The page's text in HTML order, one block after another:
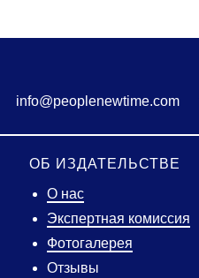
ОБ ИЗДАТЕЛЬСТВЕ
О нас
Экспертная комиссия
Фотогалерея
Отзывы
info@peoplenewtime.com